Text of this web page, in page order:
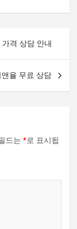
격 상담 안내
율 무료 상담
드는 *로 표시됩